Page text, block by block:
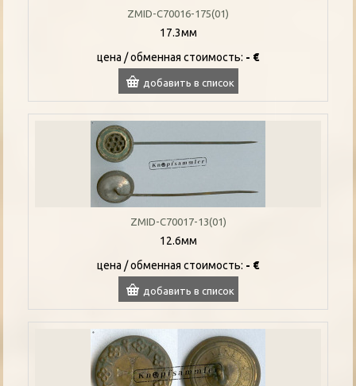
ZMID-C70016-175(01)
17.3мм
цена / oбменная стоимость: - €
добавить в список
ZMID-C70017-13(01)
12.6мм
цена / oбменная стоимость: - €
добавить в список